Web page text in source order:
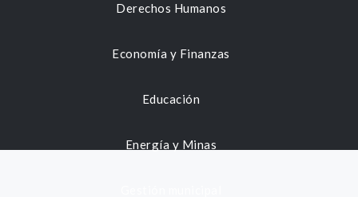
Derechos Humanos
Economía y Finanzas
Educación
Energía y Minas